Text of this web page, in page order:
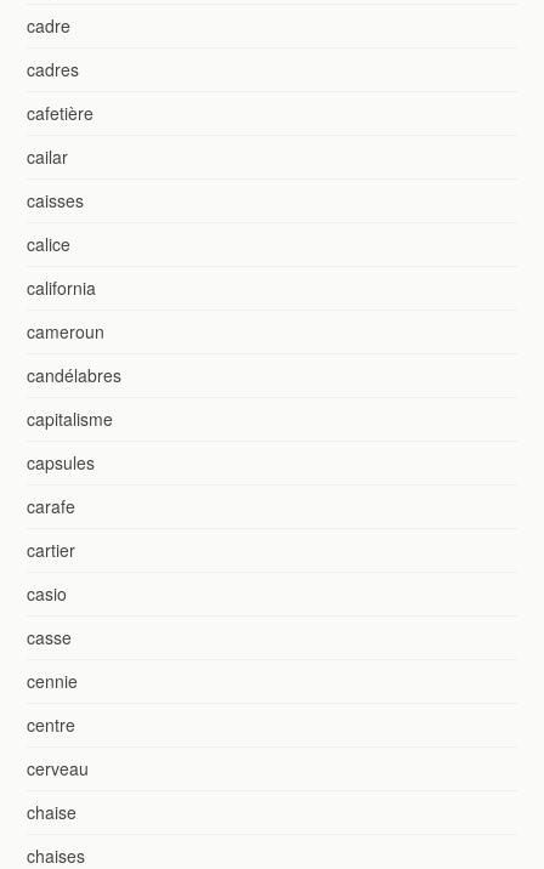
cadre
cadres
cafetière
cailar
caisses
calice
california
cameroun
candélabres
capitalisme
capsules
carafe
cartier
casio
casse
cennie
centre
cerveau
chaise
chaises